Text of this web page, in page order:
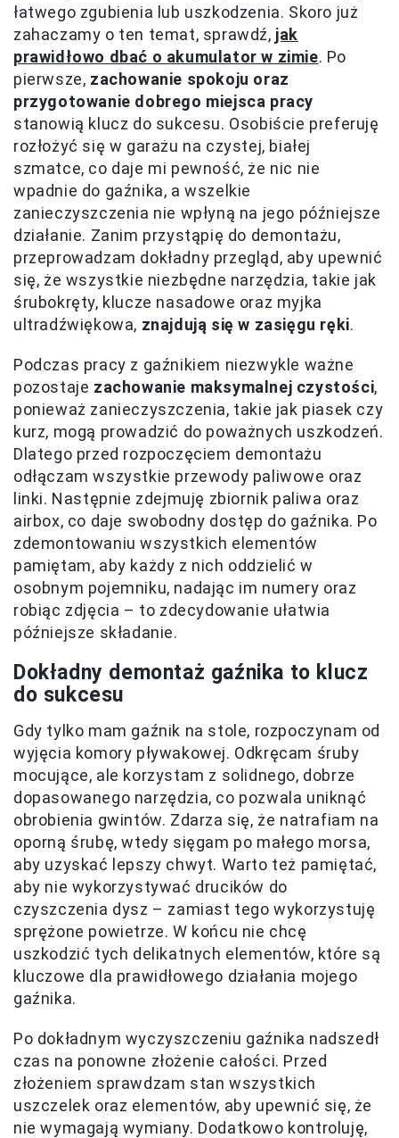
łatwego zgubienia lub uszkodzenia. Skoro już
zahaczamy o ten temat, sprawdź, jak
prawidłowo dbać o akumulator w zimie. Po
pierwsze, zachowanie spokoju oraz
przygotowanie dobrego miejsca pracy
stanowią klucz do sukcesu. Osobiście preferuję
rozłożyć się w garażu na czystej, białej
szmatce, co daje mi pewność, że nic nie
wpadnie do gaźnika, a wszelkie
zanieczyszczenia nie wpłyną na jego późniejsze
działanie. Zanim przystąpię do demontażu,
przeprowadzam dokładny przegląd, aby upewnić
się, że wszystkie niezbędne narzędzia, takie jak
śrubokręty, klucze nasadowe oraz myjka
ultradźwiękowa, znajdują się w zasięgu ręki.
Podczas pracy z gaźnikiem niezwykle ważne
pozostaje zachowanie maksymalnej czystości,
ponieważ zanieczyszczenia, takie jak piasek czy
kurz, mogą prowadzić do poważnych uszkodzeń.
Dlatego przed rozpoczęciem demontażu
odłączam wszystkie przewody paliwowe oraz
linki. Następnie zdejmuję zbiornik paliwa oraz
airbox, co daje swobodny dostęp do gaźnika. Po
zdemontowaniu wszystkich elementów
pamiętam, aby każdy z nich oddzielić w
osobnym pojemniku, nadając im numery oraz
robiąc zdjęcia – to zdecydowanie ułatwia
późniejsze składanie.
Dokładny demontaż gaźnika to klucz
do sukcesu
Gdy tylko mam gaźnik na stole, rozpoczynam od
wyjęcia komory pływakowej. Odkręcam śruby
mocujące, ale korzystam z solidnego, dobrze
dopasowanego narzędzia, co pozwala uniknąć
obrobienia gwintów. Zdarza się, że natrafiam na
oporną śrubę, wtedy sięgam po małego morsa,
aby uzyskać lepszy chwyt. Warto też pamiętać,
aby nie wykorzystywać drucików do
czyszczenia dysz – zamiast tego wykorzystuję
sprężone powietrze. W końcu nie chcę
uszkodzić tych delikatnych elementów, które są
kluczowe dla prawidłowego działania mojego
gaźnika.
Po dokładnym wyczyszczeniu gaźnika nadszedł
czas na ponowne złożenie całości. Przed
złożeniem sprawdzam stan wszystkich
uszczelek oraz elementów, aby upewnić się, że
nie wymagają wymiany. Dodatkowo kontroluję,